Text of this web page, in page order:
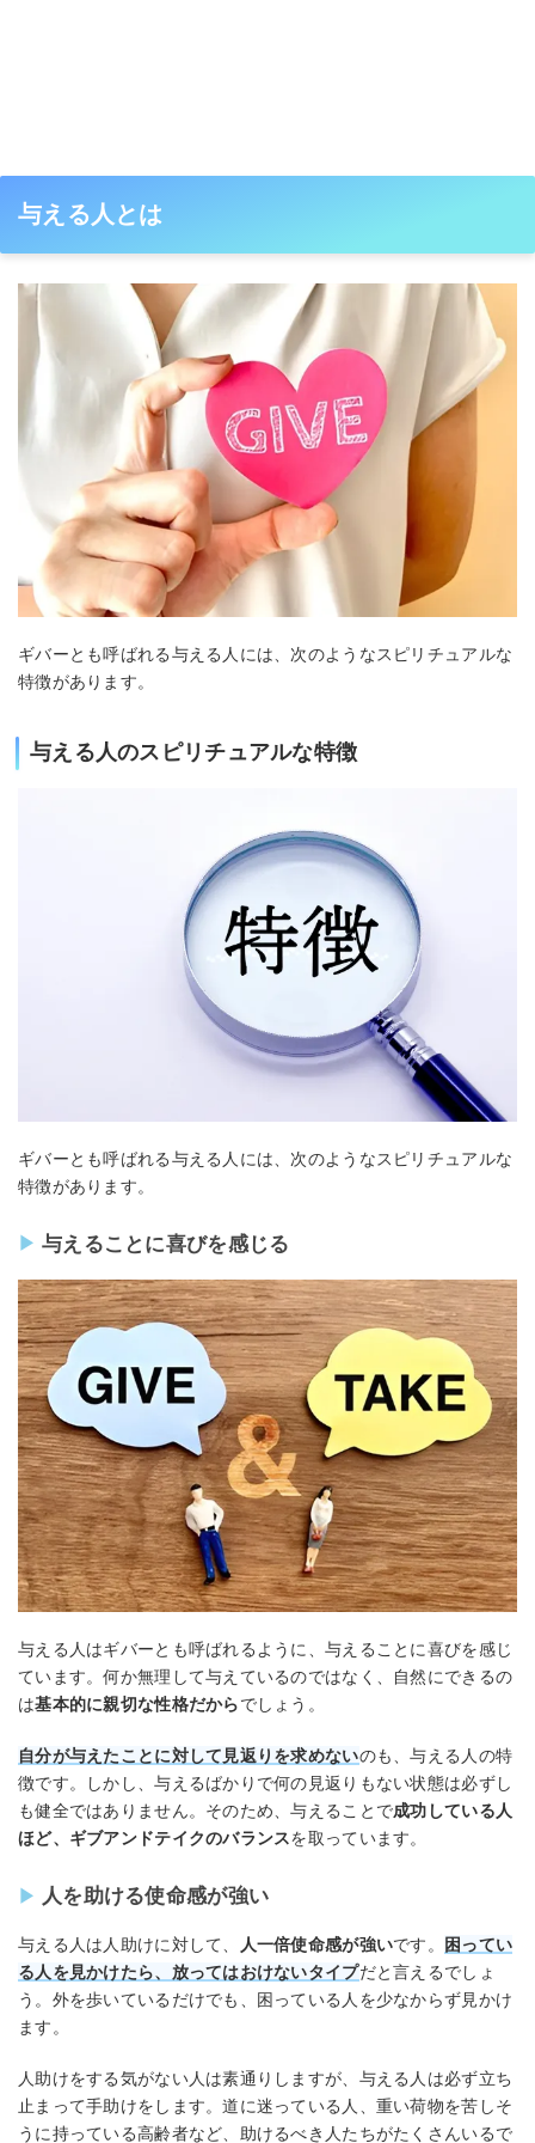
与える人とは
ギバーとも呼ばれる与える人には、次のようなスピリチュアルな
特徴があります。
与える人のスピリチュアルな特徴
ギバーとも呼ばれる与える人には、次のようなスピリチュアルな
特徴があります。
与えることに喜びを感じる
与える人はギバーとも呼ばれるように、与えることに喜びを感じ
ています。何か無理して与えているのではなく、自然にできるの
は基本的に親切な性格だからでしょう。
自分が与えたことに対して見返りを求めないのも、与える人の特
徴です。しかし、与えるばかりで何の見返りもない状態は必ずし
も健全ではありません。そのため、与えることで成功している人
ほど、ギブアンドテイクのバランスを取っています。
人を助ける使命感が強い
与える人は人助けに対して、 人一倍使命感が強いです。
困ってい
る人を見かけたら、放ってはおけないタイプだと言えるでしょ
う。外を歩いているだけでも、困っている人を少なからず見かけ
ます。
人助けをする気がない人は素通りしますが、与える人は必ず立ち
止まって手助けをします。道に迷っている人、重い荷物を苦しそ
うに持っている高齢者など、助けるべき人たちがたくさんいるで